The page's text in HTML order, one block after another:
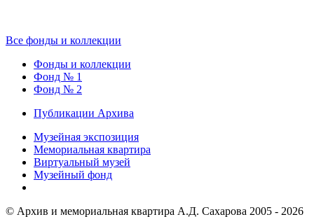
Все фонды и коллекции
Фонды и коллекции
Фонд № 1
Фонд № 2
Публикации Архива
Музейная экспозиция
Мемориальная квартира
Виртуальный музей
Музейный фонд
© Архив и мемориальная квартира А.Д. Сахарова 2005 - 2026